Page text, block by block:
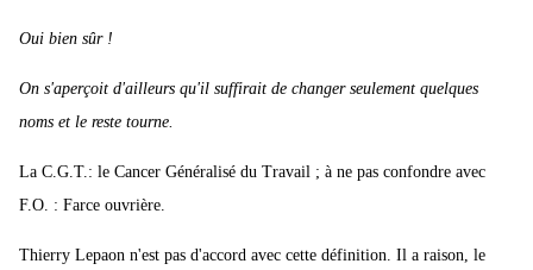
Oui bien sûr !
On s'aperçoit d'ailleurs qu'il suffirait de changer seulement quelques
noms et le reste tourne.
La C.G.T.: le Cancer Généralisé du Travail ; à ne pas confondre avec
F.O. : Farce ouvrière.
Thierry Lepaon n'est pas d'accord avec cette définition. Il a raison, le